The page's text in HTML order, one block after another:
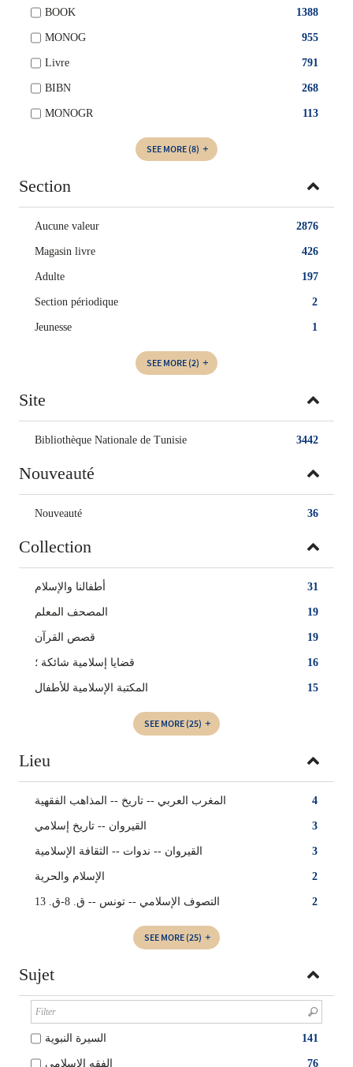
1388
BOOK
955
MONOG
791
Livre
268
BIBN
113
MONOGR
SEE MORE (8)
Section
2876
Aucune valeur
426
Magasin livre
197
Adulte
2
Section périodique
1
Jeunesse
SEE MORE (2)
Site
3442
Bibliothèque Nationale de Tunisie
Nouveauté
36
Nouveauté
Collection
31 أطفالنا والإسلام
19 المصحف المعلم
19 قصص القرآن
16 قضايا إسلامية شائكة ؛
15 المكتبة الإسلامية للأطفال
SEE MORE (25)
Lieu
4 المغرب العربي -- تاريخ -- المذاهب الفقهية
3 القيروان -- تاريخ إسلامي
3 القيروان -- ندوات -- الثقافة الإسلامية
2 الإسلام والحرية‏
2 التصوف الإسلامي -- ‏تونس‏ -- ‏ق. 8-ق. 13
SEE MORE (25)
Sujet
141 السيرة النبوية
76 الفقه الإسلامي